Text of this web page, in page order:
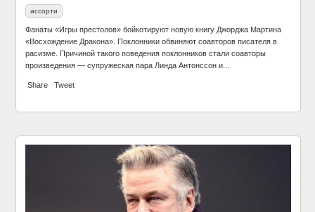
ассорти
Фанаты «Игры престолов» бойкотируют новую книгу Джорджа Мартина
«Восхождение Дракона». Поклонники обвиняют соавторов писателя в
расизме. Причиной такого поведения поклонников стали соавторы
произведения — супружеская пара Линда Антонссон и...
Share Tweet